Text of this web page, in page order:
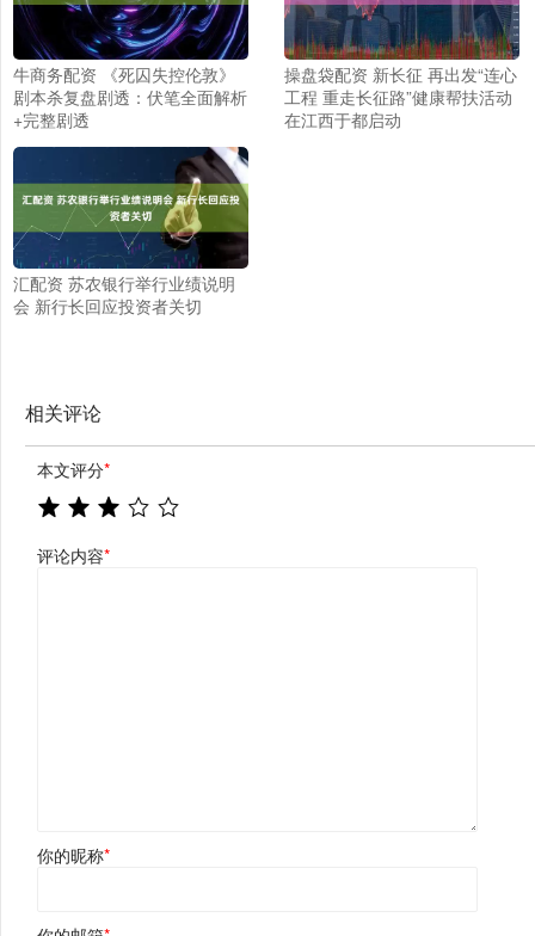
牛商务配资 《死囚失控伦敦》
剧本杀复盘剧透：伏笔全面解析
+完整剧透
操盘袋配资 新长征 再出发“连心
工程 重走长征路”健康帮扶活动
在江西于都启动
汇配资 苏农银行举行业绩说明
会 新行长回应投资者关切
相关评论
本文评分*
评论内容*
你的昵称*